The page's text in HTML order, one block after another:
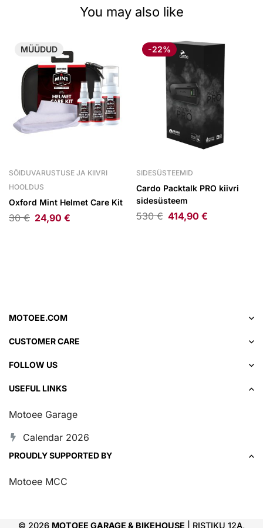
You may also like
MÜÜDUD
SÕIDUVARUSTUSE JA KIIVRI
HOOLDUS
Oxford Mint Helmet Care Kit
30€ 24,90 €
-22%
SIDESÜSTEEMID
Cardo Packtalk PRO kiivri
sidesüsteem
530€ 414,90 €
MOTOEE.COM
CUSTOMER CARE
FOLLOW US
USEFUL LINKS
Motoee Garage
Calendar 2026
PROUDLY SUPPORTED BY
Motoee MCC
© 2026 MOTOEE GARAGE & BIKEHOUSE | RISTIKU 12A,